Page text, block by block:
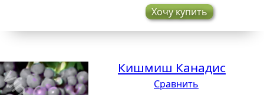
Хочу купить
Кишмиш Канадис
Сравнить